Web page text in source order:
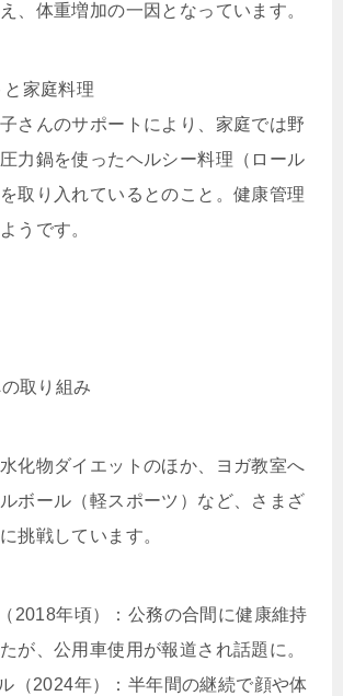
、体重増加の一因となっています。
家庭料理
さんのサポートにより、家庭では野
力鍋を使ったヘルシー料理（ロール
取り入れているとのこと。健康管理
うです。
取り組み
化物ダイエットのほか、ヨガ教室へ
ボール（軽スポーツ）など、さまざ
挑戦しています。
2018年頃）：公務の合間に健康維持
が、公用車使用が報道され話題に。
（2024年）：半年間の継続で顔や体